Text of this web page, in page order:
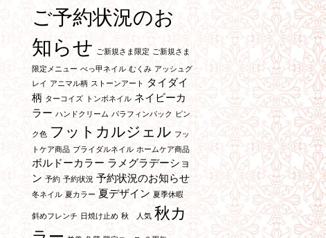
ご予約状況のお
知らせ
ご新規さま限定 ご新規さま
限定メニュー べっ甲ネイル むくみ アッシュグ
レイ アニマル柄 ストーンアート
タイダイ
柄 ターコイズ トンボネイル ネイビーカ
ラー ハンドクリーム パラフィンパック ピン
ク色 フットカルジェル フッ
トケア商品 ブライダルネイル ホームケア商品
ボルドーカラー ラメグラデーショ
ン 予約 予約状況 予約状況のお知らせ
冬ネイル 夏カラー 夏デザイン 夏季休暇
斜めフレンチ 日焼け止め 秋 人気 秋カ